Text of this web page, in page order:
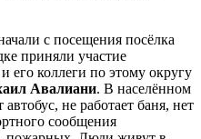
с посещения посёлка
приняли участие
и его коллеги по этому округу
Авалиани. В населённом
не работает баня, нет
сообщения